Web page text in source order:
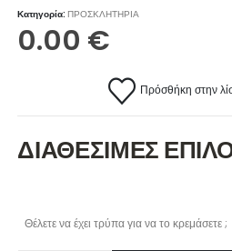
Κατηγορία:ΠΡΟΣΚΛΗΤΗΡΙΑ
0.00 €
Πρόσθήκη στην
ΔΙΑΘΕΣΙΜΕΣ
Θέλετε να έχει τρύπα για να το κρεμάσετε ;